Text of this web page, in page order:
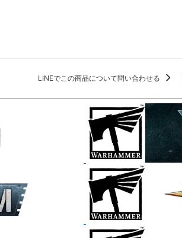
LINEでこの商品について問い合わせる